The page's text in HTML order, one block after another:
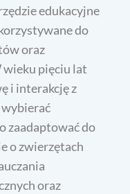
edukacyjne
do
oraz
wieku pięciu lat
i interakcję z
zaadaptować do
o zwierzętach
oraz